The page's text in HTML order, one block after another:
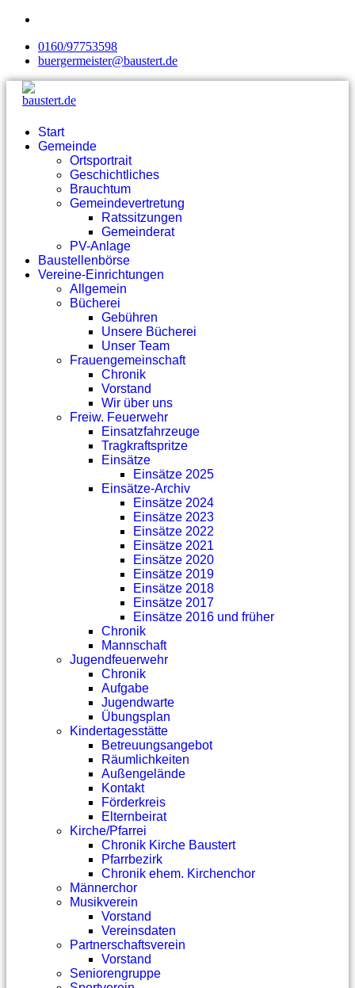
0160/97753598
buergermeister@baustert.de
Start
Gemeinde
Ortsportrait
Geschichtliches
Brauchtum
Gemeindevertretung
Ratssitzungen
Gemeinderat
PV-Anlage
Baustellenbörse
Vereine-Einrichtungen
Allgemein
Bücherei
Gebühren
Unsere Bücherei
Unser Team
Frauengemeinschaft
Chronik
Vorstand
Wir über uns
Freiw. Feuerwehr
Einsatzfahrzeuge
Tragkraftspritze
Einsätze
Einsätze 2025
Einsätze-Archiv
Einsätze 2024
Einsätze 2023
Einsätze 2022
Einsätze 2021
Einsätze 2020
Einsätze 2019
Einsätze 2018
Einsätze 2017
Einsätze 2016 und früher
Chronik
Mannschaft
Jugendfeuerwehr
Chronik
Aufgabe
Jugendwarte
Übungsplan
Kindertagesstätte
Betreuungsangebot
Räumlichkeiten
Außengelände
Kontakt
Förderkreis
Elternbeirat
Kirche/Pfarrei
Chronik Kirche Baustert
Pfarrbezirk
Chronik ehem. Kirchenchor
Männerchor
Musikverein
Vorstand
Vereinsdaten
Partnerschaftsverein
Vorstand
Seniorengruppe